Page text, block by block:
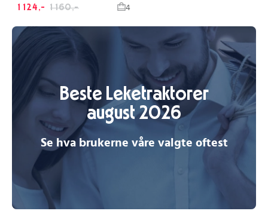
1 124,- 1 160,- 4
Beste Leketraktorer
august 2026
Se hva brukerne våre valgte oftest